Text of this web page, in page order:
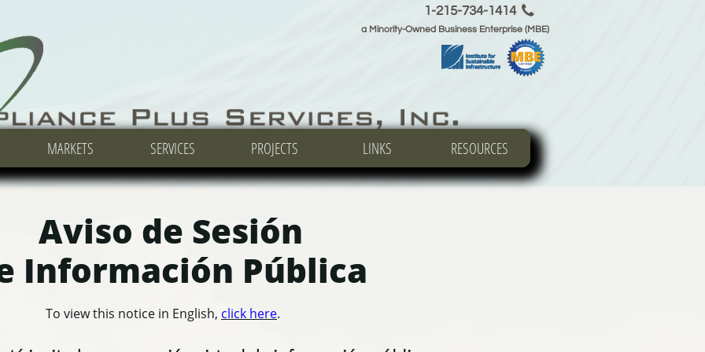
MARKETS SERVICES PROJECTS LINKS RESOURCES
MARKETS SERVICES PROJECTS LINKS RESOURCES
MARKETS SERVICES PROJECTS LINKS RESOURCES
1-215-734-1414
a Minority-Owned Business Enterprise (MBE)

Aviso de Sesión
Información Pública
To view this notice in English, click here.